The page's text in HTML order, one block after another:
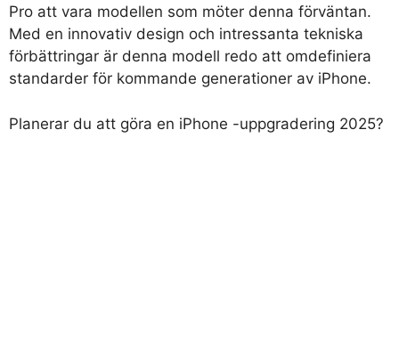
Pro att vara modellen som möter denna förväntan.
Med en innovativ design och intressanta tekniska
förbättringar är denna modell redo att omdefiniera
standarder för kommande generationer av iPhone.
Planerar du att göra en iPhone -uppgradering 2025?